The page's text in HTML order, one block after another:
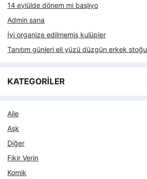
14 eylülde dönem mi başlıyo
Admin sana
İyi organize edilmemiş kulüpler
Tanıtım günleri eli yüzü düzgün erkek stoğu
KATEGORİLER
Aile
Aşk
Diğer
Fikir Verin
Komik